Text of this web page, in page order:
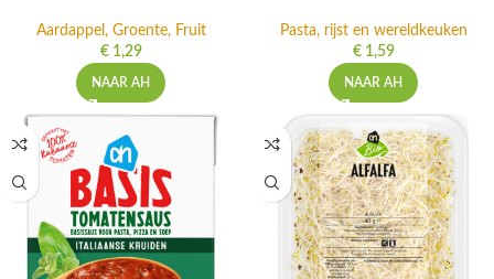
Aardappel, Groente, Fruit
€1,29
NAAR AH
Pasta, rijst en wereldkeuken
€1,59
NAAR AH